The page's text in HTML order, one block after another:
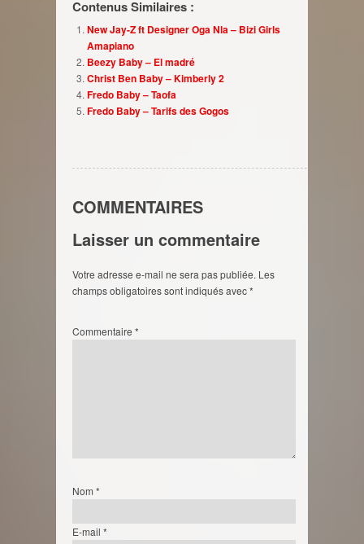
Contenus Similaires :
New Jay-Z ft Designer Oga Nla – Bizi Girls
Amapiano
Beezy Baby – El madré
Christ Ben Baby – Kimberly 2
Fredo Baby – Taofa
Fredo Baby – Tarifs des Gogos
COMMENTAIRES
Laisser un commentaire
Votre adresse e-mail ne sera pas publiée. Les
champs obligatoires sont indiqués avec*
Commentaire *
Nom *
E-mail *